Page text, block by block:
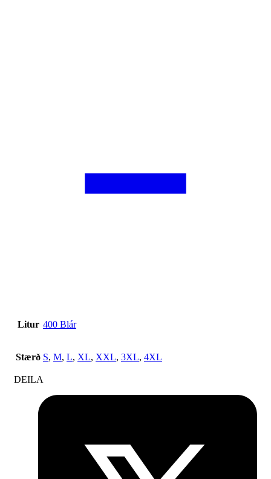
Litur 400 Blár
Stærð S, M, L, XL, XXL, 3XL, 4XL
DEILA